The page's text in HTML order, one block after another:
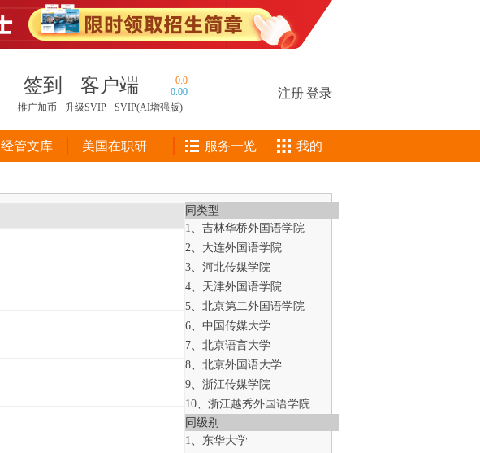
签到 客户端
0.0
0.00
推广加币
升级SVIP SVIP(AI增强版)
注册登录
经管文库 美国在职研 服务一览 我的
同类型
1、吉林华桥外国语学院
2、大连外国语学院
3、河北传媒学院
4、天津外国语学院
5、北京第二外国语学院
6、中国传媒大学
7、北京语言大学
8、北京外国语大学
9、浙江传媒学院
10、浙江越秀外国语学院
同级别
1、东华大学